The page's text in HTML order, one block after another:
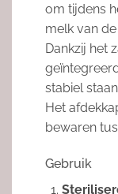
om tijdens
melk van
Dankzij het
stabiel
Het
bewaren
Gebruik